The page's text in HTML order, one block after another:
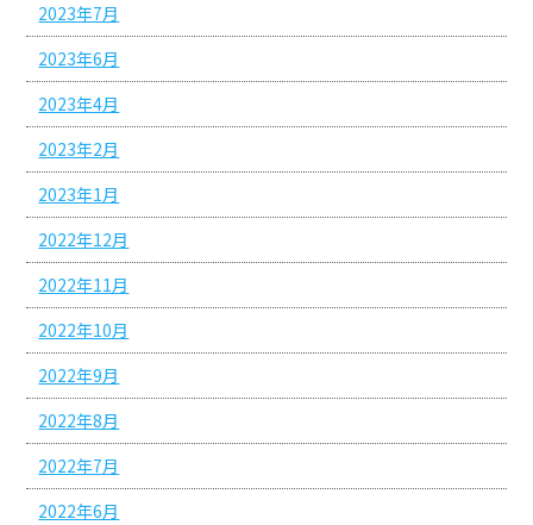
2023年7月
2023年6月
2023年4月
2023年2月
2023年1月
2022年12月
2022年11月
2022年10月
2022年9月
2022年8月
2022年7月
2022年6月